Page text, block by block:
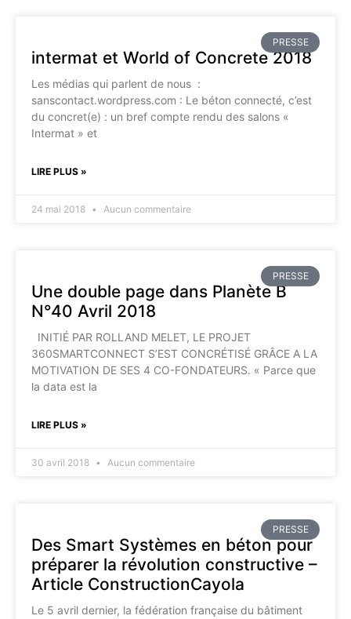
PRESSE
intermat et World of Concrete 2018
Les médias qui parlent de nous :
sanscontact.wordpress.com : Le béton connecté, c’est
du concret(e) : un bref compte rendu des salons «
Intermat » et
LIRE PLUS »
24 mai 2018 Aucun commentaire
PRESSE
Une double page dans Planète B
N°40 Avril 2018
INITIÉ PAR ROLLAND MELET, LE PROJET
360SMARTCONNECT S’EST CONCRÉTISÉ GRÂCE A LA
MOTIVATION DE SES 4 CO-FONDATEURS. « Parce que
la data est la
LIRE PLUS »
30 avril 2018 Aucun commentaire
PRESSE
Des Smart Systèmes en béton pour
préparer la révolution constructive –
Article ConstructionCayola
Le 5 avril dernier, la fédération française du bâtiment